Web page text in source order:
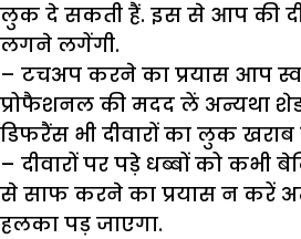
लुक दे सकती हैं. इस से आप की
लगने लगेंगी.
– टचअप करने का प्रयास आप
प्रोफैशनल की मदद लें अन्यथा
डिफरैंस भी दीवारों का लुक
– दीवारों पर पड़े धब्बों को कभी
से साफ करने का प्रयास न करें
हलका पड़ जाएगा.